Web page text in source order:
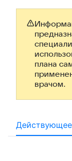
плана
врачом.